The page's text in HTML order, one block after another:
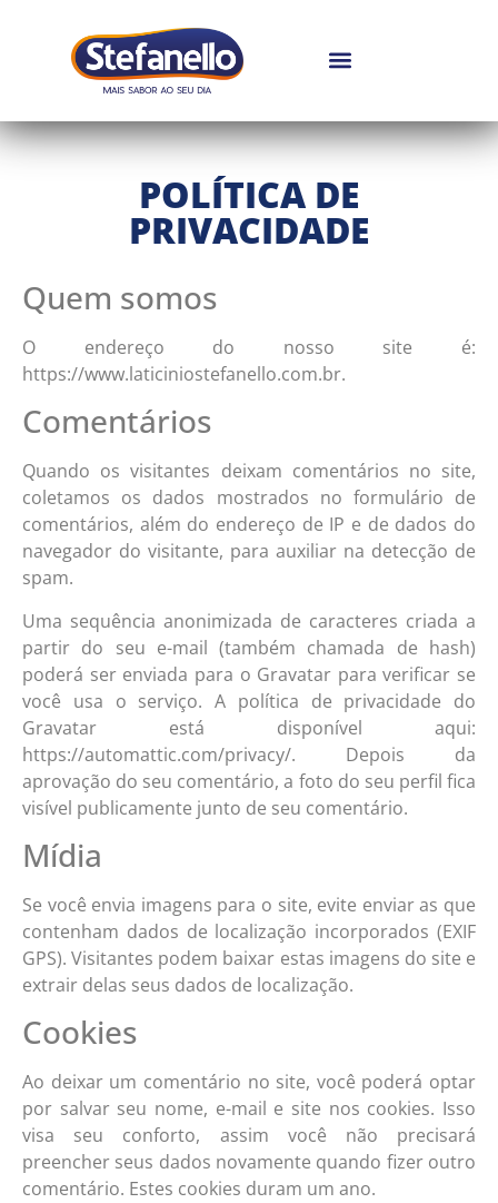
POLÍTICA DE
PRIVACIDADE
Quem somos
O endereço do nosso site é:
https://www.laticiniostefanello.com.br.
Comentários
Quando os visitantes deixam comentários no site,
coletamos os dados mostrados no formulário de
comentários, além do endereço de IP e de dados do
navegador do visitante, para auxiliar na detecção de
spam.
Uma sequência anonimizada de caracteres criada a
partir do seu e-mail (também chamada de hash)
poderá ser enviada para o Gravatar para verificar se
você usa o serviço. A política de privacidade do
Gravatar está disponível aqui:
https://automattic.com/privacy/. Depois da
aprovação do seu comentário, a foto do seu perfil fica
visível publicamente junto de seu comentário.
Mídia
Se você envia imagens para o site, evite enviar as que
contenham dados de localização incorporados (EXIF
GPS). Visitantes podem baixar estas imagens do site e
extrair delas seus dados de localização.
Cookies
Ao deixar um comentário no site, você poderá optar
por salvar seu nome, e-mail e site nos cookies. Isso
visa seu conforto, assim você não precisará
preencher seus dados novamente quando fizer outro
comentário. Estes cookies duram um ano.